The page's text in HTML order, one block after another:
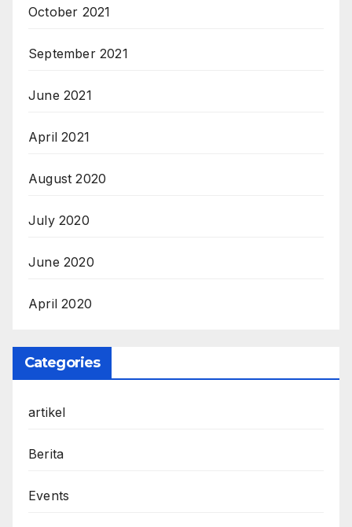
October 2021
September 2021
June 2021
April 2021
August 2020
July 2020
June 2020
April 2020
Categories
artikel
Berita
Events